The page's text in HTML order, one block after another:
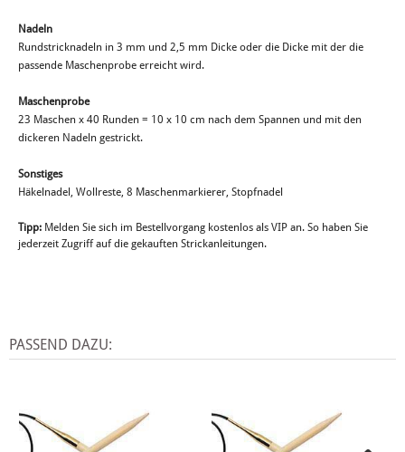
Nadeln
Rundstricknadeln in 3 mm und 2,5 mm Dicke oder die Dicke mit der die
passende Maschenprobe erreicht wird.
Maschenprobe
23 Maschen x 40 Runden = 10 x 10 cm nach dem Spannen und mit den
dickeren Nadeln gestrickt.
Sonstiges
Häkelnadel, Wollreste, 8 Maschenmarkierer, Stopfnadel
Tipp: Melden Sie sich im Bestellvorgang kostenlos als VIP an. So haben Sie
jederzeit Zugriff auf die gekauften Strickanleitungen.
PASSEND DAZU: